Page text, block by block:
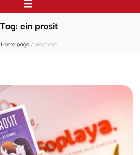
Tag: ein prosit
Home page/ein prosit